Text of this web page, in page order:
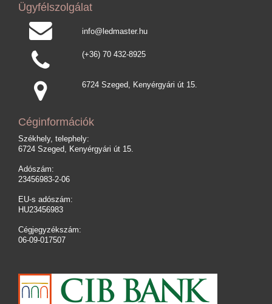
Ügyfélszolgálat
info@ledmaster.hu
(+36) 70 432-8925
6724 Szeged, Kenyérgyári út 15.
Céginformációk
Székhely, telephely:
6724 Szeged, Kenyérgyári út 15.
Adószám:
23456983-2-06
EU-s adószám:
HU23456983
Cégjegyzékszám:
06-09-017507